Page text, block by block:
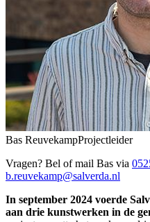
Bas ReuvekampProjectleider
Vragen? Bel of mail Bas via
b.reuvekamp@salverda.nl
In september 2024 voerde
aan drie kunstwerken in de